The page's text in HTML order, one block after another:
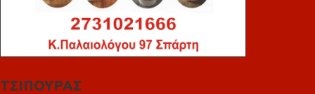
ΤΣΙΠΟΥΡΑΣ